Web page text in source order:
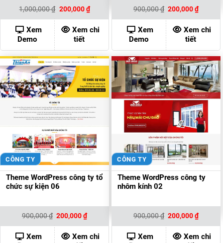
1,000,000₫ Giá
là:
1,000,000 ₫.
200,000₫Giá
hiện
tại
là:
200,000 ₫.
Xem
Demo
Xem chi
tiết
900,000₫ Giá
là:
900,000 ₫.
200,000₫Giá
hiện
tại
là:
Xem
Demo
Xem chi
tiết
CÔNG TY
Theme WordPress công ty tổ
chức sự kiện 06
900,000₫ Giá
là:
900,000 ₫.
200,000₫Giá
hiện
tại
là:
200,000 ₫.
Xem
Xem chi
CÔNG TY
Theme WordPress công ty
nhôm kính 02
900,000₫ Giá
là:
900,000 ₫.
200,000₫Giá
hiện
tại
là:
Xem
Xem chi